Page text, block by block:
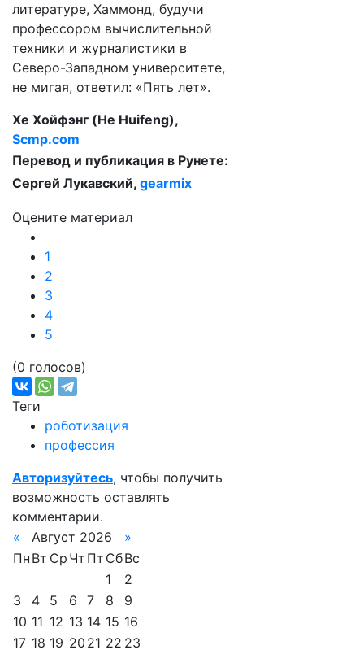
литературе, Хаммонд, будучи
профессором вычислительной
техники и журналистики в
Северо-Западном университете,
не мигая, ответил: «Пять лет».
Хе Хойфэнг (He Huifeng),
Scmp.com
Перевод и публикация в Рунете:
Сергей Лукавский, gearmix
Оцените материал
1
2
3
4
5
(0 голосов)
Теги
роботизация
профессия
Авторизуйтесь, чтобы получить
возможность оставлять
комментарии.
«
Август 2026
»
Пн Вт Ср Чт Пт СбВс
1
2
3
4 5 6 7 8
9
10 11 12 13 14 15 16
17 18 19 20 21 22 23